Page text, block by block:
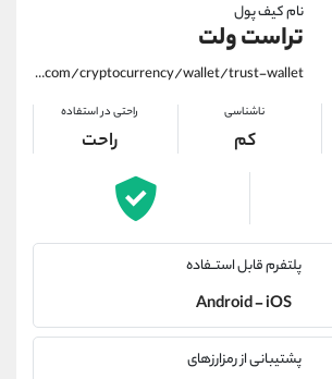
نام کیف پول
تراست ولت
https://alirezamehrabi.com/cryptocurrency/wallet/trust-wallet
ناشناسی
کم
راحتی در استفاده
راحت
پلتفرم قابل استــفاده
Android - iOS
پشتیبانی از رمزارزهای